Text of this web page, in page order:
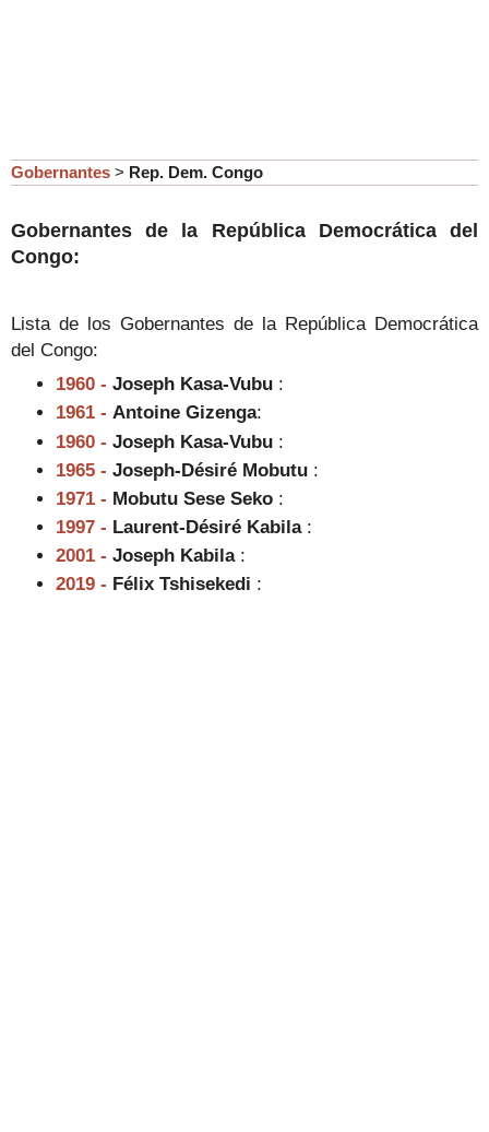
Gobernantes > Rep. Dem. Congo
Gobernantes de la República Democrática del
Congo:
Lista de los Gobernantes de la República Democrática
del Congo:
1960 - Joseph Kasa-Vubu :
1961 - Antoine Gizenga:
1960 - Joseph Kasa-Vubu :
1965 - Joseph-Désiré Mobutu :
1971 - Mobutu Sese Seko :
1997 - Laurent-Désiré Kabila :
2001 - Joseph Kabila :
2019 - Félix Tshisekedi :